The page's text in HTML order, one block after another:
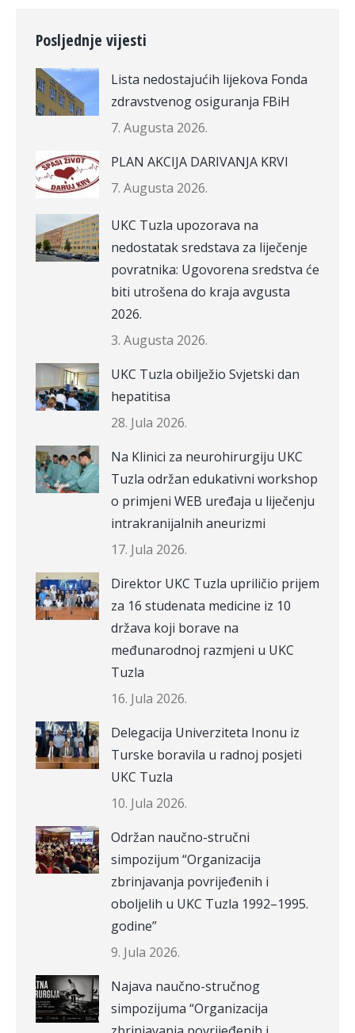
Posljednje vijesti
Lista nedostajućih lijekova Fonda
zdravstvenog osiguranja FBiH
7. Augusta 2026.
PLAN AKCIJA DARIVANJA KRVI
7. Augusta 2026.
UKC Tuzla upozorava na
nedostatak sredstava za liječenje
povratnika: Ugovorena sredstva će
biti utrošena do kraja avgusta
2026.
3. Augusta 2026.
UKC Tuzla obilježio Svjetski dan
hepatitisa
28. Jula 2026.
Na Klinici za neurohirurgiju UKC
Tuzla održan edukativni workshop
o primjeni WEB uređaja u liječenju
intrakranijalnih aneurizmi
17. Jula 2026.
Direktor UKC Tuzla upriličio prijem
za 16 studenata medicine iz 10
država koji borave na
međunarodnoj razmjeni u UKC
Tuzla
16. Jula 2026.
Delegacija Univerziteta Inonu iz
Turske boravila u radnoj posjeti
UKC Tuzla
10. Jula 2026.
Održan naučno-stručni
simpozijum “Organizacija
zbrinjavanja povrijeđenih i
oboljelih u UKC Tuzla 1992–1995.
godine”
9. Jula 2026.
Najava naučno-stručnog
simpozijuma “Organizacija